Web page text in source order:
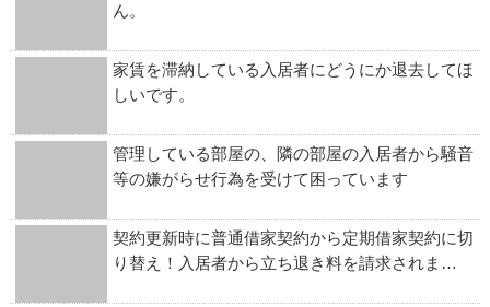
ん。
家賃を滞納している入居者にどうにか退去してほ
しいです。
管理している部屋の、隣の部屋の入居者から騒音
等の嫌がらせ行為を受けて困っています
契約更新時に普通借家契約から定期借家契約に切
り替え！入居者から立ち退き料を請求されま…